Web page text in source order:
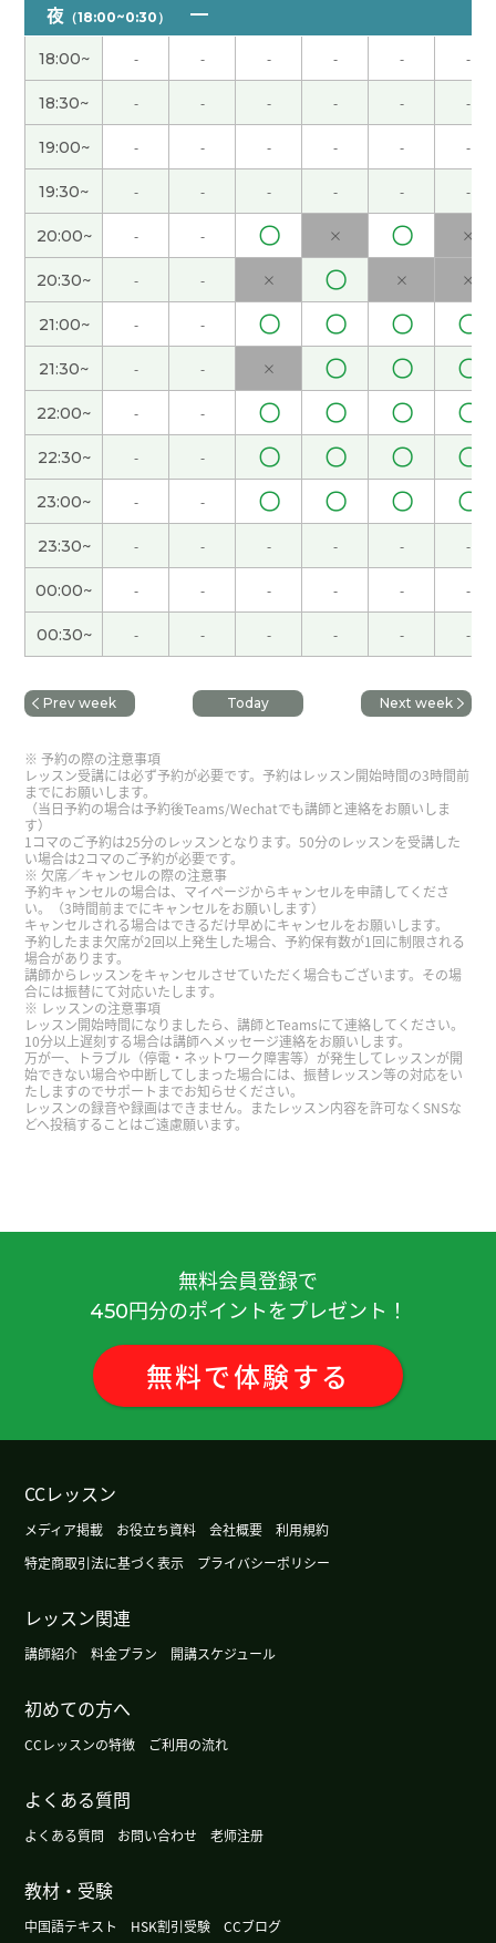
因为黄金周我们学校有课，所以假期很短。我不能
回国，很遗憾。
你参加什么样的义务活动?( 女性 )
我喜欢吃意大利菜，所以今天晚饭吃了萨莉亚的外
卖。( 女性 )
大连还是很冷啊。 最近听说日本的樱花开得很漂
亮。( 女性 )
我不j我不知道为什么,上次用不了Teams，可下课以
后,我自己解决问题了。下次应该不会出问题的。(
女性 )
海南天气很好，人也不多，海滩很漂亮，玩得很开
心。( 女性 )
我分不清什么样的词是很复杂的。( 女性 )
下次见!
淡。( 女性 )
( 女性 )
休假的时候觉得时间过得很快。( 女性 )
好久不见了，下次也期待和你一起上课！( 40代 女
性 )
ありがとうございます 語彙力つけまっす( 50代 男
性 )
好久不见、今天聊得很开心、谢谢老师。期待下次
( 40代 男性 )
いつも楽しく会話しています。こちらの話を色々覚
えてくれてありがとうございます！( 40代 男性 )
老师也辛苦了！( 女性 )
冷。( 女性 )
今天广州的天气有点儿冷。( 女性 )
这周有点凉快，不过周末气温会再升高。
我又盲棋来了。( 女性 )
广州的天气渐渐有秋天的感觉了。
这部小说比较简单,但是有意思。
夜 （18:00~0:30）
18:00~ - - - - - -
18:30~ - - - - - -
19:00~ - - - - - -
19:30~ - - - - - -
20:00~ - - 〇 × 〇 ×
20:30~ - - × 〇 × ×
21:00~ - - 〇 〇 〇 〇
21:30~ - - × 〇 〇 〇
22:00~ - - 〇 〇 〇 〇
22:30~ - - 〇 〇 〇 〇
23:00~ - - 〇 〇 〇 〇
23:30~ - - - - - -
00:00~ - - - - - -
00:30~ - - - - - -
Prev week Today Next week
予約の際の注意事項
レッスン受講には必ず予約が必要です。予約はレッスン開始時間の3時間前
までにお願いします。
（当日予約の場合は予約後Teams/Wechatでも講師と連絡をお願いしま
す）
1コマのご予約は25分のレッスンとなります。50分のレッスンを受講した
い場合は2コマのご予約が必要です。
欠席／キャンセルの際の注意事
予約キャンセルの場合は、マイページからキャンセルを申請してくださ
い。（3時間前までにキャンセルをお願いします）
キャンセルされる場合はできるだけ早めにキャンセルをお願いします。
予約したまま欠席が2回以上発生した場合、予約保有数が1回に制限される
場合があります。
講師からレッスンをキャンセルさせていただく場合もございます。その場
合には振替にて対応いたします。
レッスンの注意事項
レッスン開始時間になりましたら、講師とTeamsにて連絡してください。
10分以上遅刻する場合は講師へメッセージ連絡をお願いします。
万が一、トラブル（停電・ネットワーク障害等）が発生してレッスンが開
始できない場合や中断してしまった場合には、振替レッスン等の対応をい
たしますのでサポートまでお知らせください。
レッスンの録音や録画はできません。またレッスン内容を許可なくSNSな
どへ投稿することはご遠慮願います。
無料会員登録で
450円分のポイントをプレゼント！
無料で体験する
CCレッスン
メディア掲載 お役立ち資料 会社概要
利用規約
特定商取引法に基づく表示
プライバシーポリシー
レッスン関連
講師紹介 料金プラン 開講スケジュール
初めての方へ
CCレッスンの特徴 ご利用の流れ
よくある質問
よくある質問 お問い合わせ 老师注册
教材・受験
中国語テキスト HSK割引受験 CCブログ